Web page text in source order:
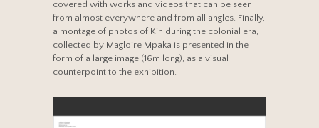
covered with works and videos that can be seen
from almost everywhere and from all angles. Finally,
a montage of photos of Kin during the colonial era,
collected by Magloire Mpaka is presented in the
form of a large image (16m long), as a visual
counterpoint to the exhibition.